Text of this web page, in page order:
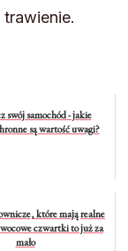
swój samochód - jakie
są wartość uwagi?
które mają realne
czwartki to już za
mało